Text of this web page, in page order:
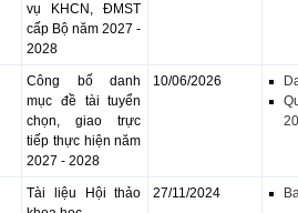
vụ KHCN, ĐMST
cấp Bộ năm 2027 -
2028
Công bố danh
mục đề tài tuyển
chọn, giao trực
tiếp thực hiện năm
2027 - 2028
10/06/2026
Tài liệu Hội thảo
27/11/2024